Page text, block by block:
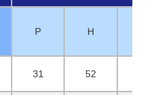
P H
31 52